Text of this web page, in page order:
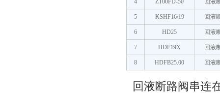
4 ZT00FD-50 回液
5 KSHF16/19 回液
6 HD25 回液
7 HDF19X 回液
8 HDFB25.00 回液
回液断路阀串连